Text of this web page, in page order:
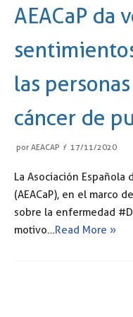
AEACaP da
las
cáncer de
por AEACAP 17/11/2020
La Asociación Española
(AEACaP), en el marco
sobre la enfermedad
motivo…Read More »